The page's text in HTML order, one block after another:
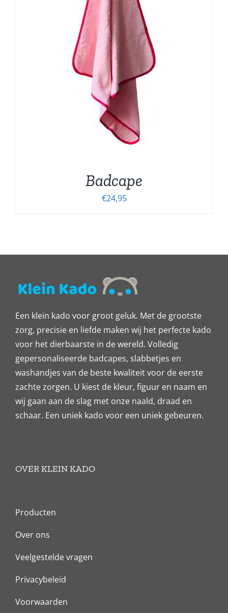
Badcape
€24,95
Een klein kado voor groot geluk. Met de grootste
zorg, precisie en liefde maken wij het perfecte kado
voor het dierbaarste in de wereld. Volledig
gepersonaliseerde badcapes, slabbetjes en
washandjes van de beste kwaliteit voor de eerste
zachte zorgen. U kiest de kleur, figuur en naam en
wij gaan aan de slag met onze naald, draad en
schaar. Een uniek kado voor een uniek gebeuren.
OVER KLEIN KADO
Producten
Over ons
Veelgestelde vragen
Privacybeleid
Voorwaarden